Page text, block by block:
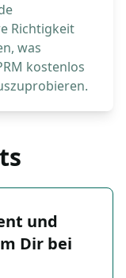
Richtigkeit
was
kostenlos
und
Dir bei